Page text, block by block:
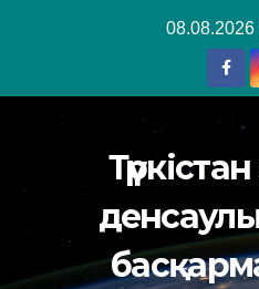
08.08.2026